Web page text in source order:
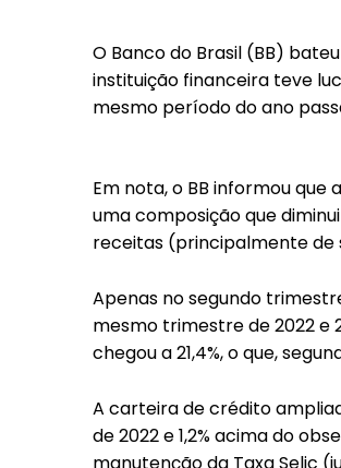
O Banco do Brasil (BB)
instituição financeira teve
mesmo período do ano
Em nota, o BB informou
uma composição que
receitas (principalmente de
Apenas no segundo
mesmo trimestre de 2022 e
chegou a 21,4%, o que,
A carteira de crédito
de 2022 e 1,2% acima do